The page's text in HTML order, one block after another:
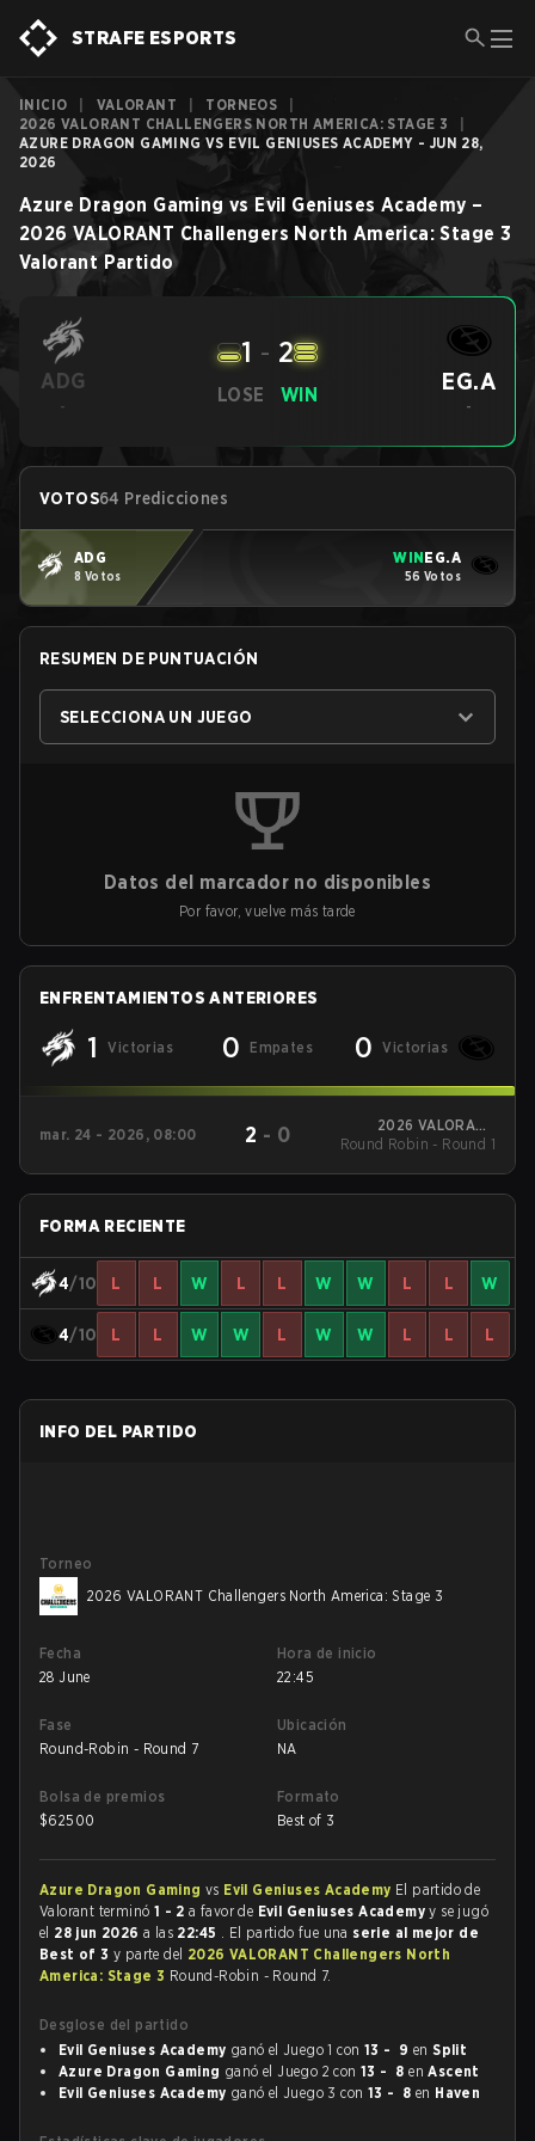
STRAFE ESPORTS
INICIO VALORANT TORNEOS
2026 VALORANT CHALLENGERS NORTH AMERICA: STAGE 3
AZURE DRAGON GAMING VS EVIL GENIUSES ACADEMY - JUN 28,
2026
Azure Dragon Gaming vs Evil Geniuses Academy –
2026 VALORANT Challengers North America: Stage 3
Valorant Partido
ADG
-
LOSE
1 - 2
WIN EG.A
-
VOTOS64 Predicciones
ADG
8 Votos
WINEG.A
56 Votos
RESUMEN DE PUNTUACIÓN
SELECCIONA UN JUEGO
Datos del marcador no disponibles
Por favor, vuelve más tarde
ENFRENTAMIENTOS ANTERIORES
1 Victorias 0 Empates 0 Victorias
mar. 24 - 2026, 08:00 2 - 0
2026 VALORANT
Challengers North
Round Robin - Round 1
FORMA RECIENTE
4/10 L L W L L W W L L W
4/10 L L W W L W W L L L
INFO DEL PARTIDO
Torneo
2026 VALORANT Challengers North America: Stage 3
Fecha
28 June
Hora de inicio
22:45
Fase
Round-Robin - Round 7
Ubicación
NA
Bolsa de premios
$62500
Formato
Best of 3
Azure Dragon Gaming vs Evil Geniuses Academy El partido de
Valorant terminó 1 - 2 a favor de Evil Geniuses Academyy se jugó
el 28 jun 2026a las 22:45 . El partido fue una serie al mejor de
Best of 3y parte del 2026 VALORANT Challengers North
America: Stage 3 Round-Robin - Round 7.
Desglose del partido
Evil Geniuses Academy ganó el Juego 1 con 13 - 9 enSplit
Azure Dragon Gaming ganó el Juego 2 con13 - 8 enAscent
Evil Geniuses Academy ganó el Juego 3 con 13 - 8 en Haven